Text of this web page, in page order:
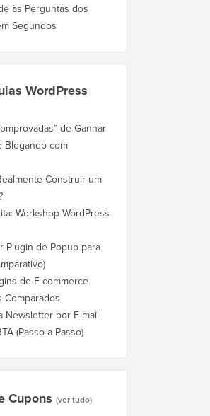
às Perguntas dos
Segundos
WordPress
de Ganhar
Blogando com
Construir um
Workshop WordPress
Plugin de Popup para
de E-commerce
Comparados
Newsletter por E-mail
(Passo a Passo)
Cupons (ver tudo)